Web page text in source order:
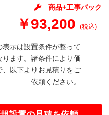
商品+工事パック
￥93,200 (税込)
示は設置条件が整って
ます。諸条件により価
以下よりお見積りをご
依頼ください。